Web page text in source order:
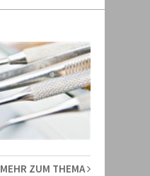
MEHR ZUM THEMA